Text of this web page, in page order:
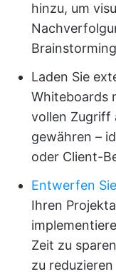
hinzu, um
Laden Sie
Whiteboards
vollen Zugriff
gewähren –
oder Client-
Entwerfen
Ihren
Zeit zu
zu reduzieren